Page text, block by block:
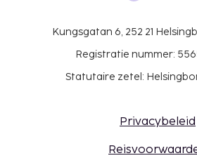
Kungsgatan 6, 252 21
Registratie nummer:
Statutaire zetel:
Privacybeleid